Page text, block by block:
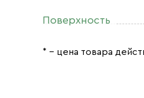
Поверхность
* – цена товара